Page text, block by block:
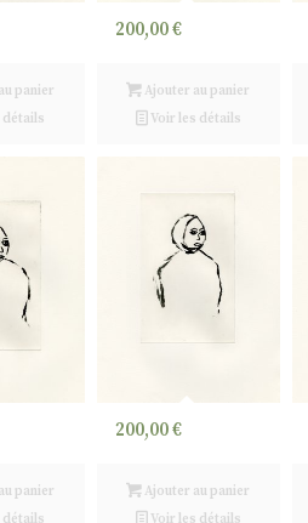
panier
détails
200,00€
Ajouter au panier
Voir les détails
panier
200,00€
Ajouter au panier